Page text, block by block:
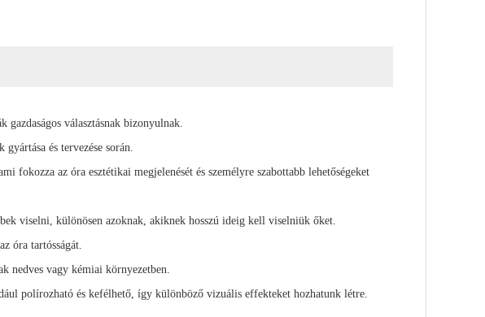
választásnak bizonyulnak.
és tervezése során.
fokozza az óra esztétikai megjelenését és személyre szabottabb lehetőségeket
viselni, különösen azoknak, akiknek hosszú ideig kell viselniük őket.
óra tartósságát.
nedves vagy kémiai környezetben.
polírozható és kefélhető, így különböző vizuális effekteket hozhatunk létre.